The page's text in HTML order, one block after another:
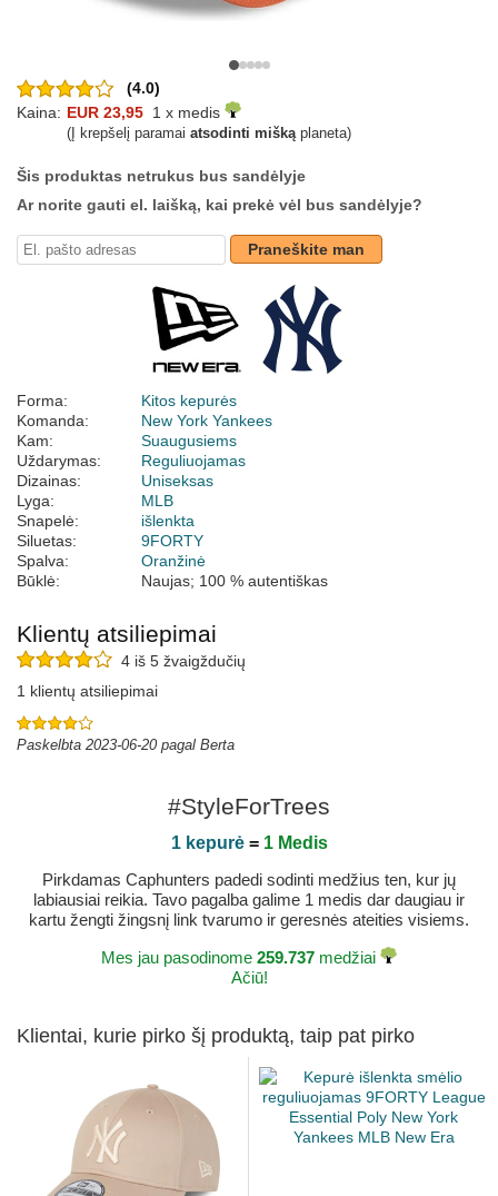
(4.0)
Kaina: EUR 23,95 1 x medis
(Į krepšelį paramai atsodinti miškąplaneta)
Šis produktas netrukus bus sandėlyje
Ar norite gauti el. laišką, kai prekė vėl bus sandėlyje?
Praneškite man
Forma:
Kitos kepurės
Komanda:
New York Yankees
Kam:
Suaugusiems
Uždarymas:
Reguliuojamas
Dizainas:
Uniseksas
Lyga:
MLB
Snapelė:
išlenkta
Siluetas:
9FORTY
Spalva:
Oranžinė
Būklė:
Naujas; 100 % autentiškas
Klientų atsiliepimai
4 iš 5 žvaigždučių
1 klientų atsiliepimai
Paskelbta 2023-06-20 pagal Berta
#StyleForTrees
1 kepurė= 1 Medis
Pirkdamas Caphunters padedi sodinti medžius ten, kur jų
labiausiai reikia. Tavo pagalba galime 1 medis dar daugiau ir
kartu žengti žingsnį link tvarumo ir geresnės ateities visiems.
Mes jau pasodinome 259.737 medžiai
Ačiū!
Klientai, kurie pirko šį produktą, taip pat pirko